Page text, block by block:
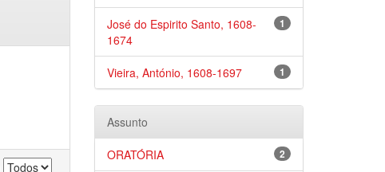
1
José do Espirito Santo, 1608-
1674
1
Vieira, António, 1608-1697
Assunto
2
ORATÓRIA